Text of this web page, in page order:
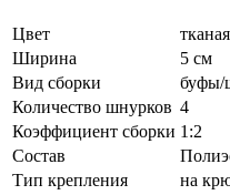
Цвет
тканая
Ширина
5 см
Вид сборки
буфы/
Количество шнурков 4
Коэффициент сборки 1:2
Состав
Тип крепления
на